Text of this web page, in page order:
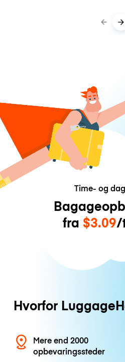
Time- og
fra $3.09/
Hvorfor
Mere end 2000
opbevaringssteder